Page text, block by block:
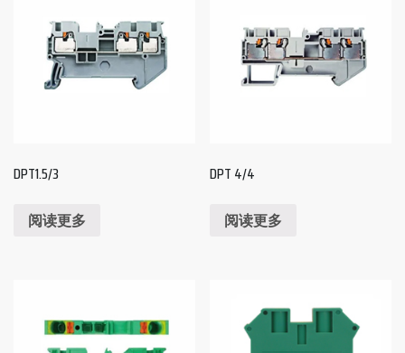
DPT1.5/3
阅读更多
DPT 4/4
阅读更多